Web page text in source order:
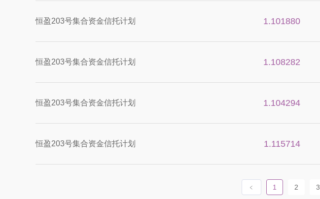
恒盈203号集合资金信托计划 1.101880
恒盈203号集合资金信托计划 1.108282
恒盈203号集合资金信托计划 1.104294
恒盈203号集合资金信托计划 1.115714
﹤ 1 2 3